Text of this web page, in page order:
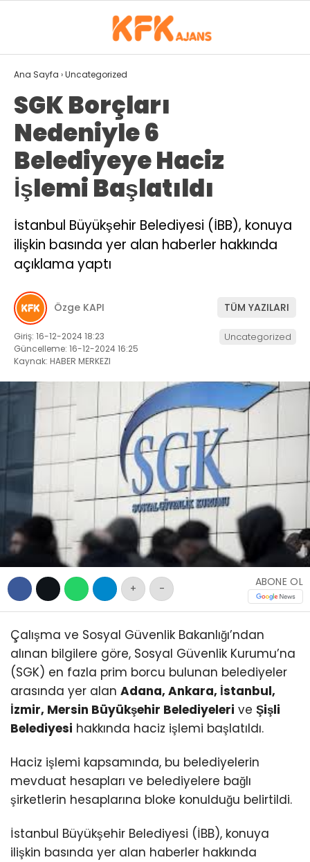
WhatsApp İhbar
Facebook
Instagram
Youtube
25.4
GALERİ VİDEO
GÜNDEM
SPOR
EKONOMI
SIYASET
MAGAZIN
EĞITIM
SAĞLIK
GENEL
YEREL
KÜNYE
İLETIŞIM
Ana Sayfa ›Uncategorized
SGK Borçları
Nedeniyle 6
Belediyeye Haciz
İşlemi Başlatıldı
İstanbul Büyükşehir Belediyesi (İBB), konuya
ilişkin basında yer alan haberler hakkında
açıklama yaptı
Özge KAPI TÜM YAZILARI
Giriş: 16-12-2024 18:23
Güncelleme: 16-12-2024 16:25
Kaynak: HABER MERKEZI
Uncategorized
+ -
ABONE OL
Çalışma ve Sosyal Güvenlik Bakanlığı’ndan
alınan bilgilere göre, Sosyal Güvenlik Kurumu’na
(SGK) en fazla prim borcu bulunan belediyeler
arasında yer alan Adana, Ankara, İstanbul,
İzmir, Mersin Büyükşehir Belediyeleri ve Şişli
Belediyesi hakkında haciz işlemi başlatıldı.
Haciz işlemi kapsamında, bu belediyelerin
mevduat hesapları ve belediyelere bağlı
şirketlerin hesaplarına bloke konulduğu belirtildi.
İstanbul Büyükşehir Belediyesi (İBB), konuya
ilişkin basında yer alan haberler hakkında